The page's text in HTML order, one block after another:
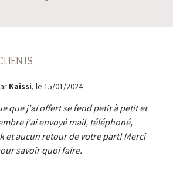
Kaissi, le 15/01/2024
que j'ai offert se fend petit à petit et
j'ai envoyé mail, téléphoné,
et aucun retour de votre part! Merci
savoir quoi faire.